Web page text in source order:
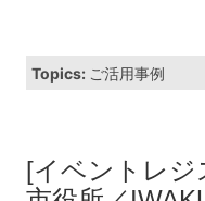
Topics: ご活用事例
[イベントレジ